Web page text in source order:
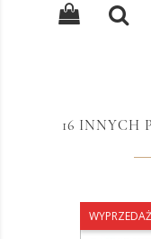
16 INNYCH